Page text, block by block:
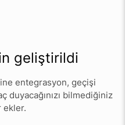
geliştirildi
entegrasyon, geçişi
duyacağınızı bilmediğiniz
ekler.